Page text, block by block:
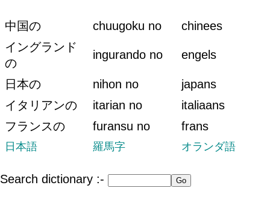
中国の chuugoku no
chinees
イングランド
の
ingurando no engels
日本の nihon no
japans
イタリアンの
itarian no
italiaans
フランスの
furansu no frans
日本語 羅馬字 オランダ語
Search dictionary :-